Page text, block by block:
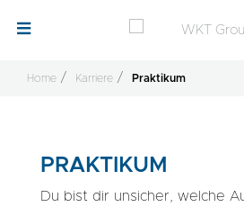
Home Karriere Praktikum
PRAKTIKUM
Du bist dir unsicher, welche